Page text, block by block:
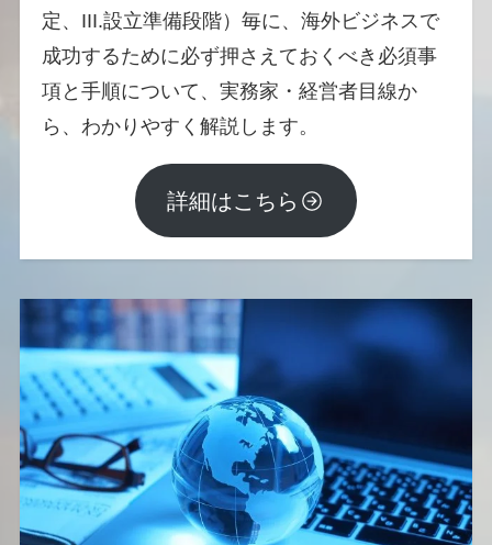
定、III.設立準備段階）毎に、海外ビジネスで
成功するために必ず押さえておくべき必須事
項と手順について、実務家・経営者目線か
ら、わかりやすく解説します。
詳細はこちら